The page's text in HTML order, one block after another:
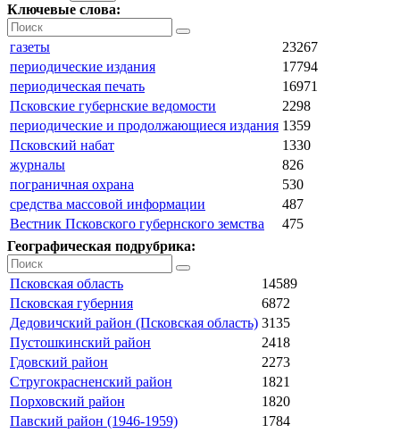
Ключевые слова:
газеты
23267
периодические издания
17794
периодическая печать
16971
Псковские губернские ведомости
2298
периодические и продолжающиеся издания 1359
Псковский набат
1330
журналы
826
пограничная охрана
530
средства массовой информации
487
Вестник Псковского губернского земства
475
Географическая подрубрика:
Псковская область
14589
Псковская губерния
6872
Дедовичский район (Псковская область) 3135
Пустошкинский район
2418
Гдовский район
2273
Стругокрасненский район
1821
Порховский район
1820
Павский район (1946-1959)
1784